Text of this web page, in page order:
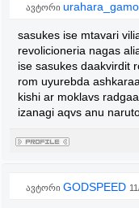
ავტორი
sasukes ise mtavari
revolicioneria nagas
ise sasukes daakvirdit
rom uyurebda
kishi ar moklavs
izanagi aqvs anu
ავტორი GODSPEED